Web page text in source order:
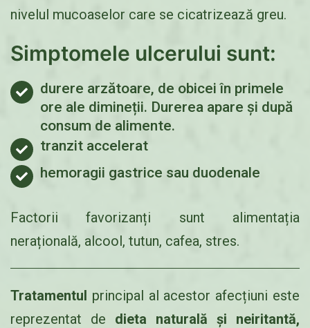
nivelul mucoaselor care se cicatrizează greu.
Simptomele ulcerului sunt:
durere arzătoare, de obicei în primele
ore ale dimineții. Durerea apare și după
consum de alimente.
tranzit accelerat
hemoragii gastrice sau duodenale
Factorii favorizanți sunt alimentația
nerațională, alcool, tutun, cafea, stres.
Tratamentul principal al acestor afecțiuni este
reprezentat de dieta naturală și neiritantă,